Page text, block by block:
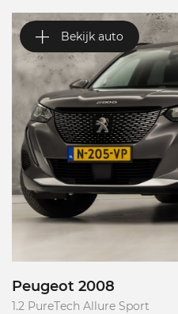
Bekijk auto
Peugeot 2008
1.2 PureTech Allure Sport